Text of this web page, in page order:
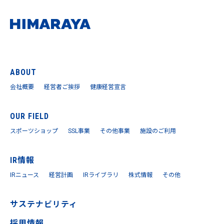
ABOUT
会社概要 経営者ご挨拶 健康経営宣言
OUR FIELD
スポーツショップ SSL事業 その他事業 施設のご利用
IR情報
IRニュース 経営計画 IRライブラリ 株式情報 その他
サステナビリティ